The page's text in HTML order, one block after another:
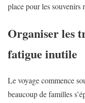
place pour les souvenirs
Organiser les
fatigue inutile
Le voyage commence
beaucoup de familles